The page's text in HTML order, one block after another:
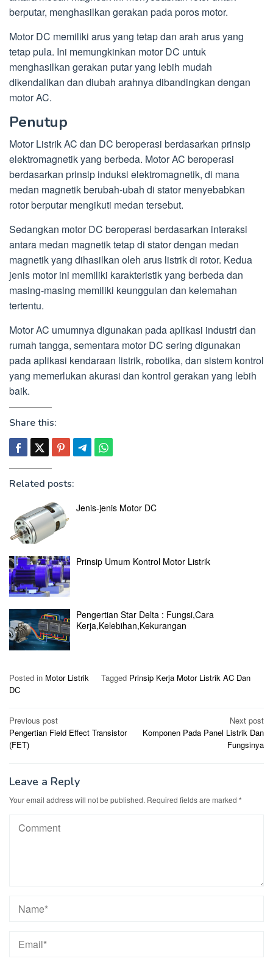
berputar, menghasilkan gerakan pada poros motor.
Motor DC memiliki arus yang tetap dan arah arus yang
tetap pula. Ini memungkinkan motor DC untuk
menghasilkan gerakan putar yang lebih mudah
dikendalikan dan diubah arahnya dibandingkan dengan
motor AC.
Penutup
Motor Listrik AC dan DC beroperasi berdasarkan prinsip
elektromagnetik yang berbeda. Motor AC beroperasi
berdasarkan prinsip induksi elektromagnetik, di mana
medan magnetik berubah-ubah di stator menyebabkan
rotor berputar mengikuti medan tersebut.
Sedangkan motor DC beroperasi berdasarkan interaksi
antara medan magnetik tetap di stator dengan medan
magnetik yang dihasilkan oleh arus listrik di rotor. Kedua
jenis motor ini memiliki karakteristik yang berbeda dan
masing-masing memiliki keunggulan dan kelemahan
tertentu.
Motor AC umumnya digunakan pada aplikasi industri dan
rumah tangga, sementara motor DC sering digunakan
pada aplikasi kendaraan listrik, robotika, dan sistem kontrol
yang memerlukan akurasi dan kontrol gerakan yang lebih
baik.
Share this:
Related posts:
Jenis-jenis Motor DC
Prinsip Umum Kontrol Motor Listrik
Pengertian Star Delta : Fungsi,Cara
Kerja,Kelebihan,Kekurangan
Posted in Motor Listrik Tagged Prinsip Kerja Motor Listrik AC Dan
DC
Post
navigation
Previous post
Pengertian Field Effect Transistor
(FET)
Next post
Komponen Pada Panel Listrik Dan
Fungsinya
Leave a Reply
Your email address will not be published. Required fields are marked *